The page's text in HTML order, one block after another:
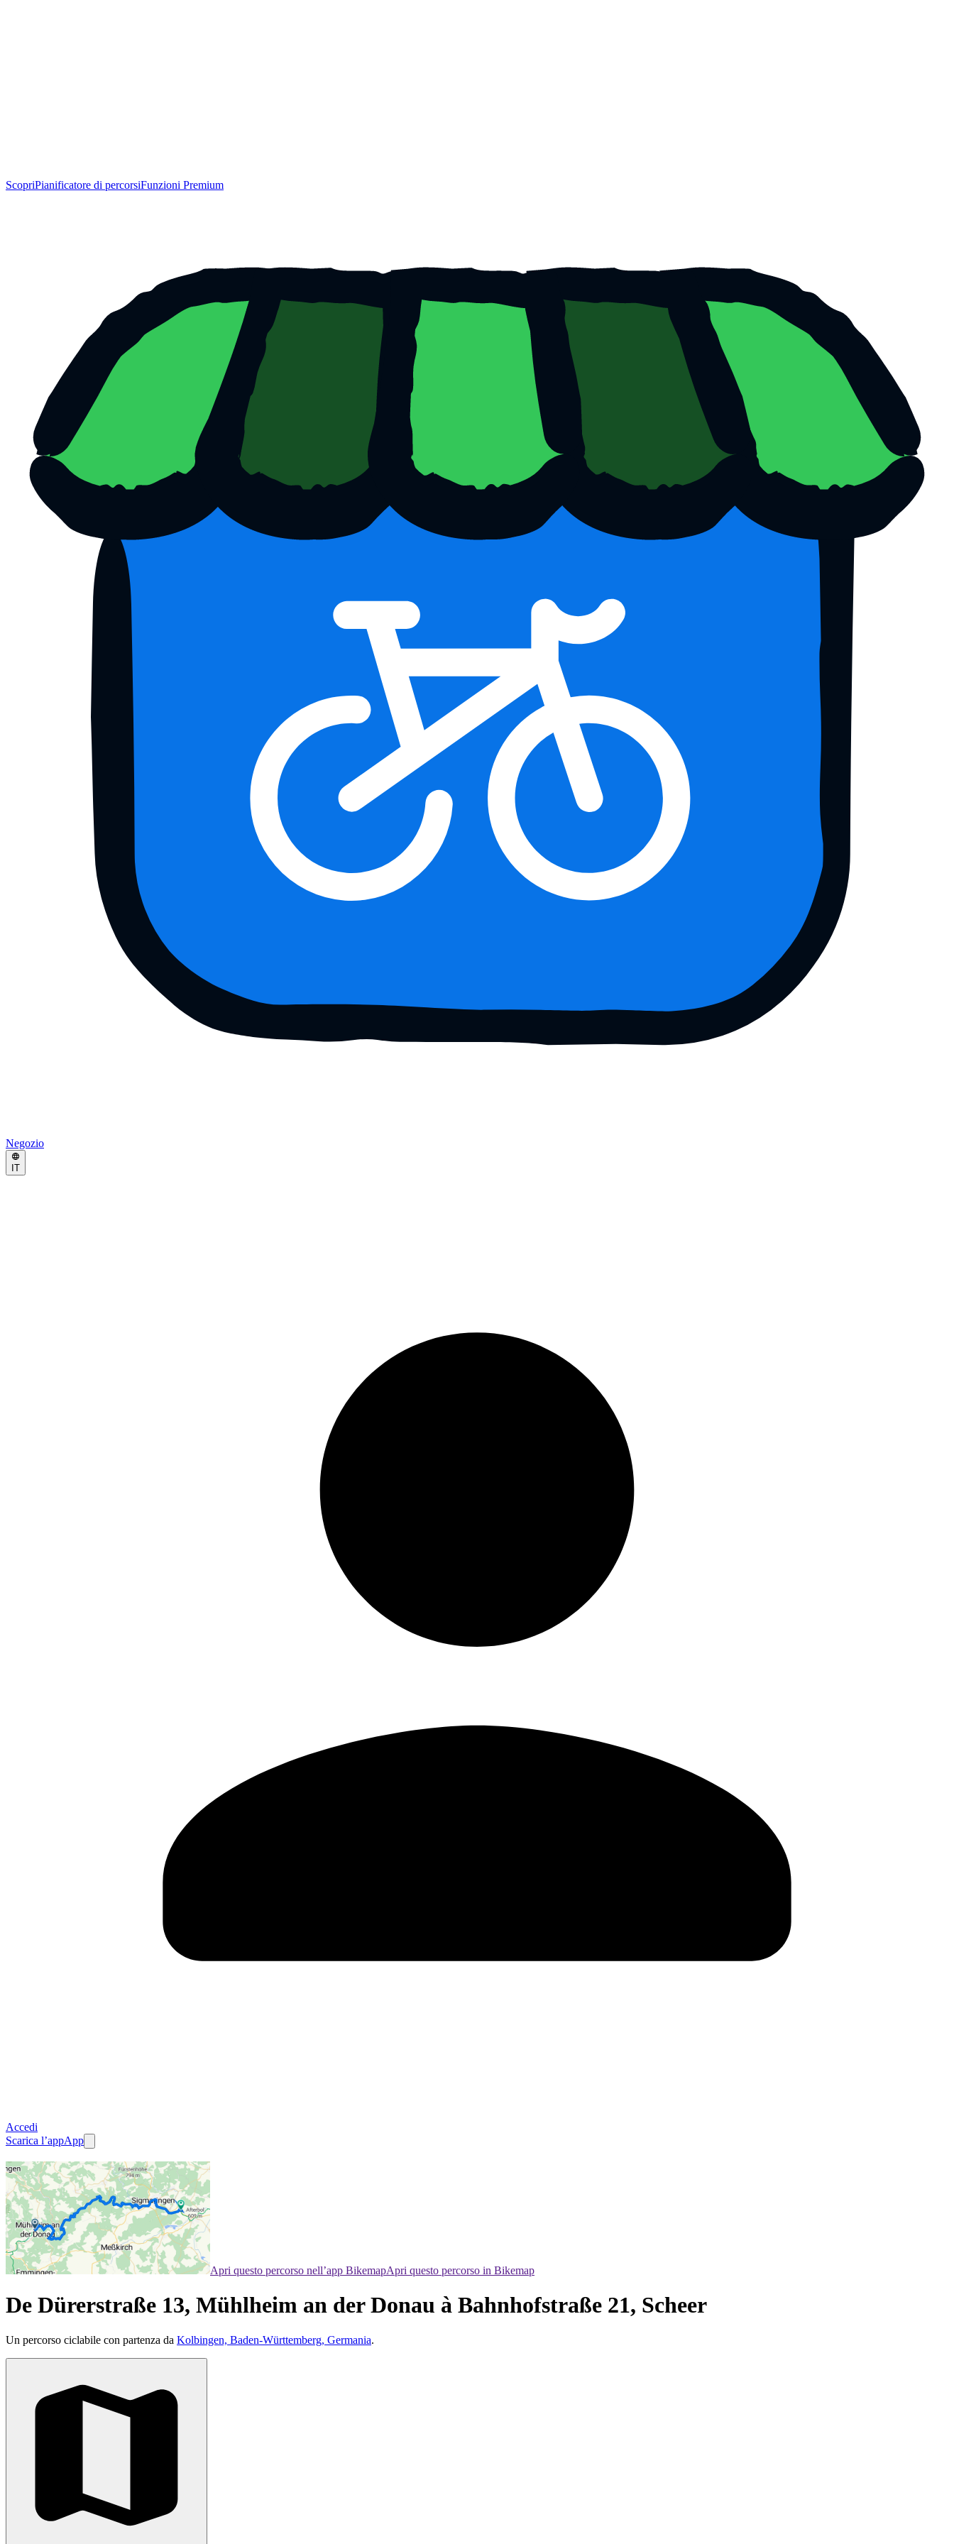
ScopriPianificatore di percorsiFunzioni Premium
Negozio
IT
Accedi
Scarica l’appApp
Apri questo percorso nell’app BikemapApri questo percorso in Bikemap
De Dürerstraße 13, Mühlheim an der Donau à Bahnhofstraße 21, Scheer
Un percorso ciclabile con partenza da Kolbingen, Baden-Württemberg, Germania.